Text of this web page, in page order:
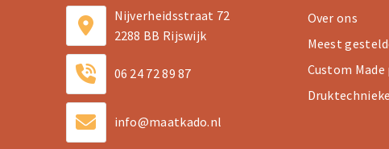
Nijverheidsstraat 72
2288 BB Rijswijk
06 24 72 89 87
info@maatkado.nl
Over ons
Meest
Custom